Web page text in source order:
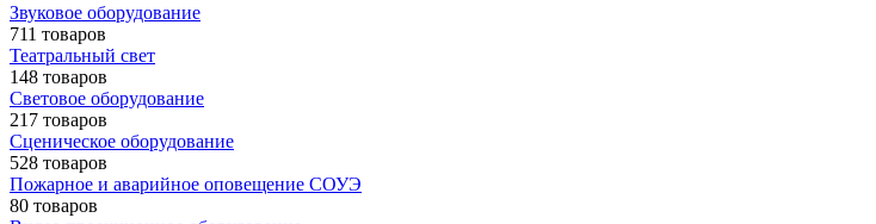
Звуковое оборудование
711 товаров
Театральный свет
148 товаров
Световое оборудование
217 товаров
Сценическое оборудование
528 товаров
Пожарное и аварийное оповещение СОУЭ
80 товаров